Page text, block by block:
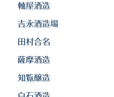
軸屋酒造
吉永酒造場
田村合名
薩摩酒造
知覧醸造